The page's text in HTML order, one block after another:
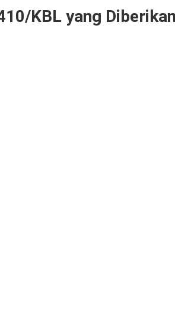
KBL yang